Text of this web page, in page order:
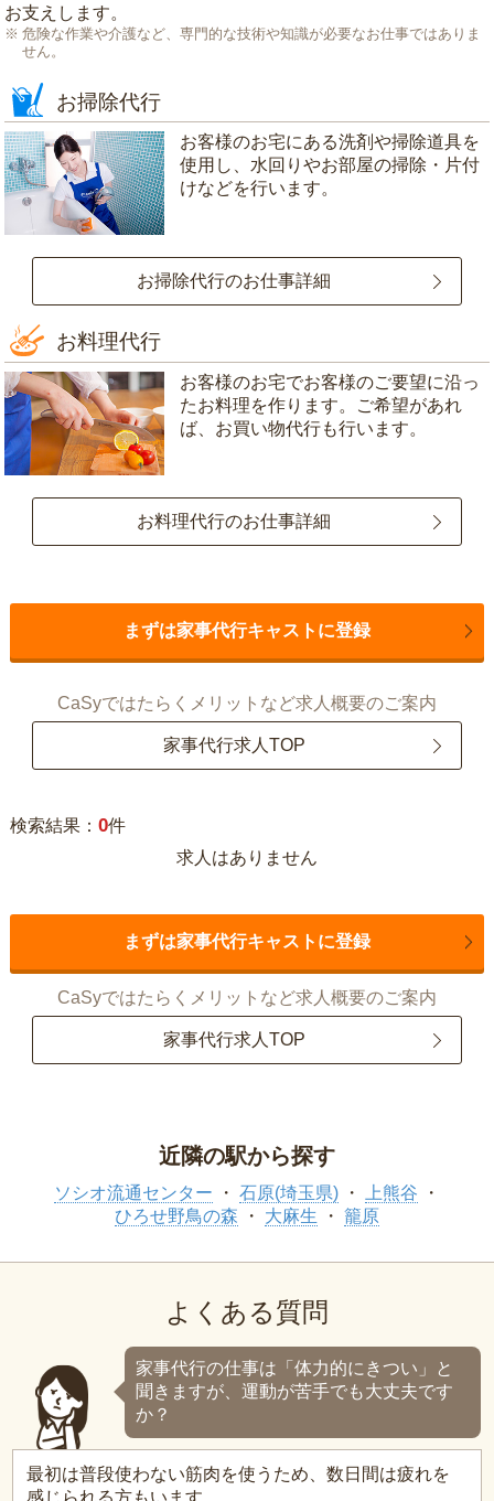
お支えします。
危険な作業や介護など、専門的な技術や知識が必要なお仕事ではありま
せん。
お掃除代行
お客様のお宅にある洗剤や掃除道具を
使用し、水回りやお部屋の掃除・片付
けなどを行います。
お掃除代行のお仕事詳細
お料理代行
お客様のお宅でお客様のご要望に沿っ
たお料理を作ります。ご希望があれ
ば、お買い物代行も行います。
お料理代行のお仕事詳細
まずは家事代行キャストに登録
CaSyではたらくメリットなど求人概要のご案内
家事代行求人TOP
検索結果： 0件
求人はありません
まずは家事代行キャストに登録
CaSyではたらくメリットなど求人概要のご案内
家事代行求人TOP
近隣の駅から探す
ソシオ流通センター 石原(埼玉県)
上熊谷
ひろせ野鳥の森
大麻生 籠原
よくある質問
家事代行の仕事は「体力的にきつい」と
聞きますが、運動が苦手でも大丈夫です
か？
最初は普段使わない筋肉を使うため、数日間は疲れを
感じられる方もいます。